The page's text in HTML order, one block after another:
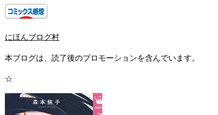
にほんブログ村
本ブログは、読了後のプロモーションを含んでいます。
☆